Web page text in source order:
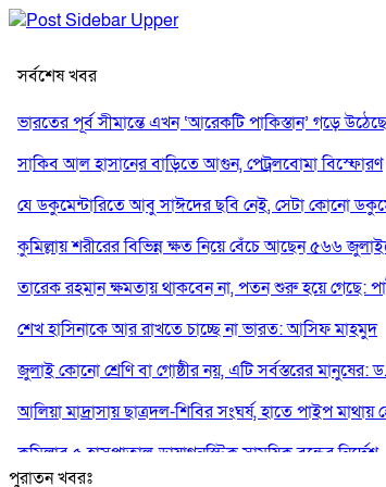
সর্বশেষ খবর
ভারতের পূর্ব সীমান্তে এখন ‘আরেকটি পাকিস্তান’ গড়ে
সাকিব আল হাসানের বাড়িতে আগুন, পেট্রলবোমা বিস্ফোরণ
যে ডকুমেন্টারিতে আবু সাঈদের ছবি নেই, সেটা কোনো
কুমিল্লায় শরীরের বিভিন্ন ক্ষত নিয়ে বেঁচে আছেন ৫৬৬
তারেক রহমান ক্ষমতায় থাকবেন না, পতন শুরু হয়ে গেছে:
শেখ হাসিনাকে আর রাখতে চাচ্ছে না ভারত: আসিফ মাহমুদ
জুলাই কোনো শ্রেণি বা গোষ্ঠীর নয়, এটি সর্বস্তরের মানুষের:
আলিয়া মাদ্রাসায় ছাত্রদল-শিবির সংঘর্ষ, হাতে পাইপ
কুমিল্লার ৫ হাসপাতাল-ডায়াগনস্টিক সাময়িক বন্ধের নির্দেশ
পুরাতন খবরঃ